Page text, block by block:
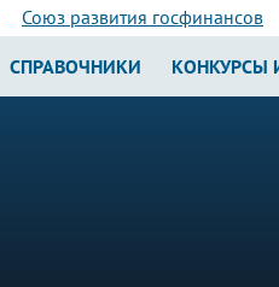
Союз развития госфинансов
СПРАВОЧНИКИ КОНКУРСЫ